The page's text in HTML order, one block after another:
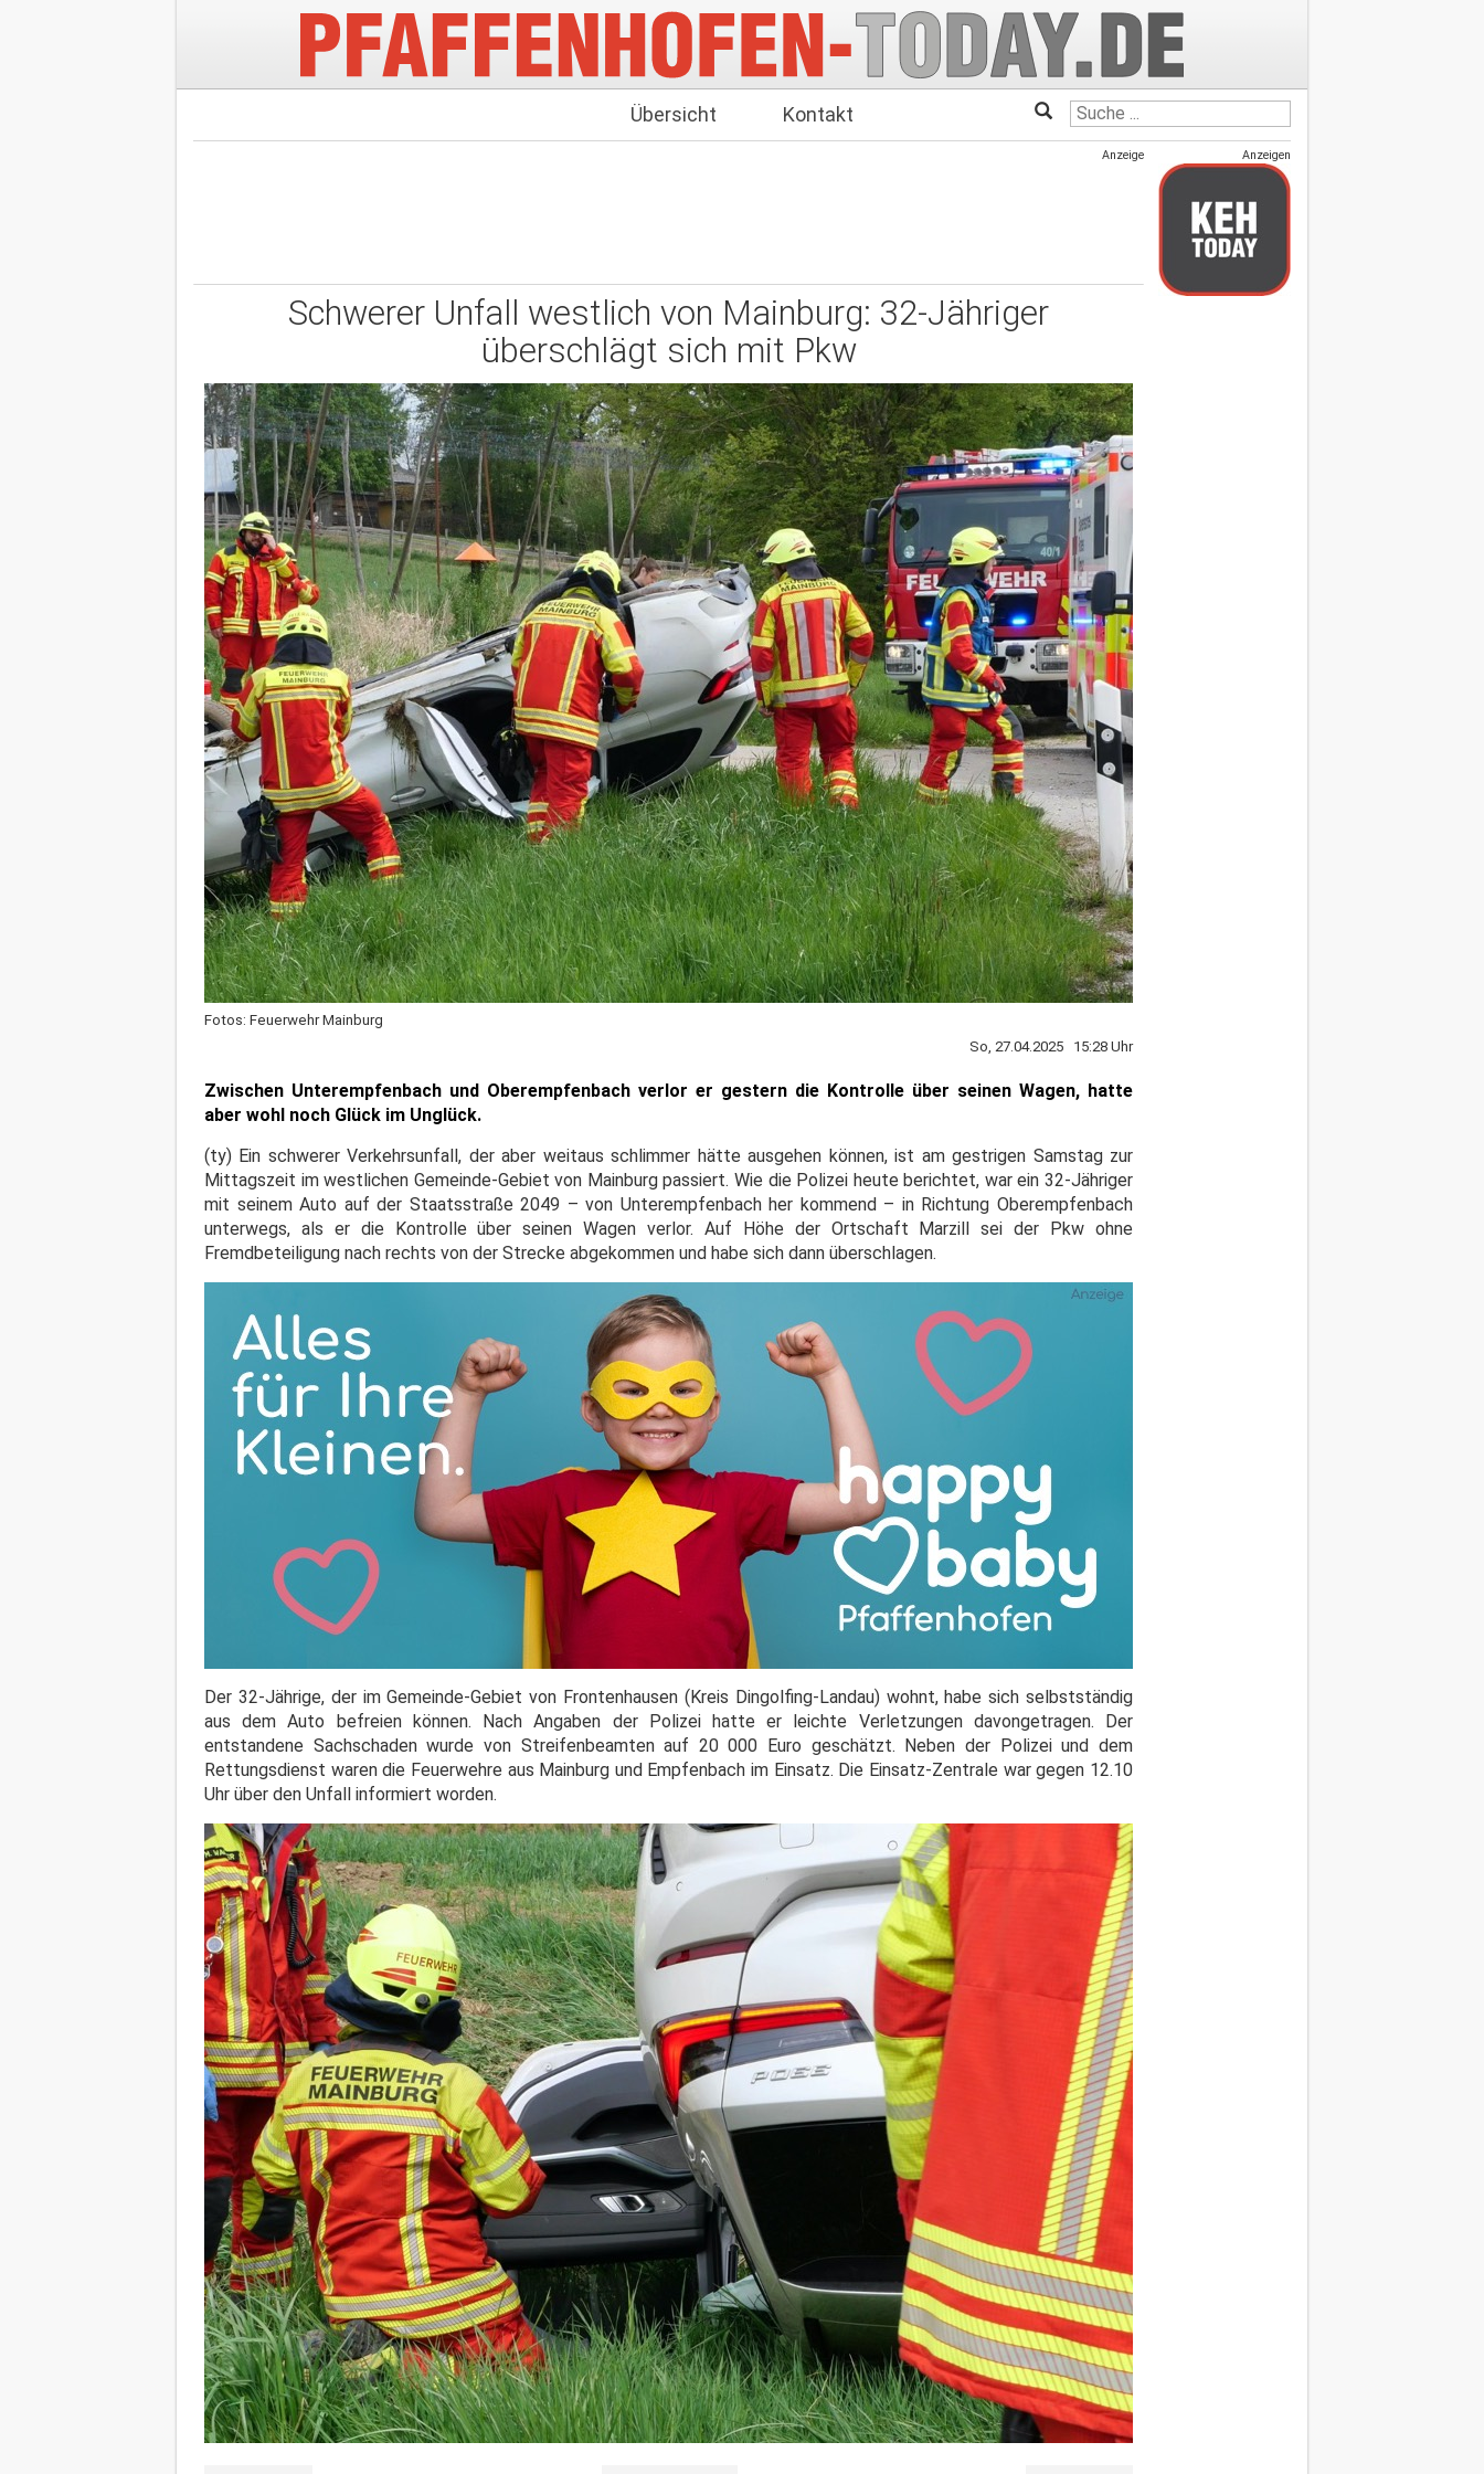
Übersicht Kontakt
Anzeige
Schwerer Unfall westlich von Mainburg: 32-Jähriger
überschlägt sich mit Pkw
Fotos: Feuerwehr Mainburg
So, 27.04.2025 15:28 Uhr
Zwischen Unterempfenbach und Oberempfenbach verlor er gestern die Kontrolle über seinen Wagen, hatte
aber wohl noch Glück im Unglück.
(ty) Ein schwerer Verkehrsunfall, der aber weitaus schlimmer hätte ausgehen können, ist am gestrigen Samstag zur
Mittagszeit im westlichen Gemeinde-Gebiet von Mainburg passiert. Wie die Polizei heute berichtet, war ein 32-Jähriger
mit seinem Auto auf der Staatsstraße 2049 – von Unterempfenbach her kommend – in Richtung Oberempfenbach
unterwegs, als er die Kontrolle über seinen Wagen verlor. Auf Höhe der Ortschaft Marzill sei der Pkw ohne
Fremdbeteiligung nach rechts von der Strecke abgekommen und habe sich dann überschlagen.
Der 32-Jährige, der im Gemeinde-Gebiet von Frontenhausen (Kreis Dingolfing-Landau) wohnt, habe sich selbstständig
aus dem Auto befreien können. Nach Angaben der Polizei hatte er leichte Verletzungen davongetragen. Der
entstandene Sachschaden wurde von Streifenbeamten auf 20 000 Euro geschätzt. Neben der Polizei und dem
Rettungsdienst waren die Feuerwehre aus Mainburg und Empfenbach im Einsatz. Die Einsatz-Zentrale war gegen 12.10
Uhr über den Unfall informiert worden.
Anzeigen